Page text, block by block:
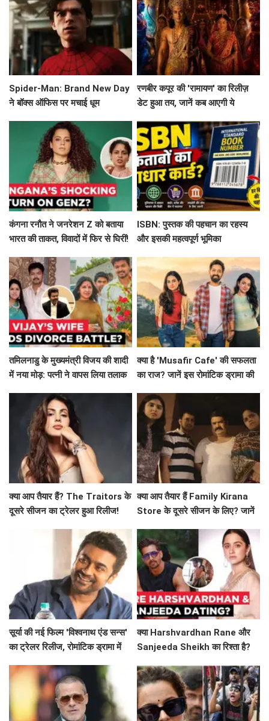
Spider-Man: Brand New Day
ने बॉक्स ऑफिस पर मचाई धूम
रणबीर कपूर की 'रामायण' का रिलीज़
डेट हुआ तय, जानें कब आएगी ये
कंगना रनौत ने जनरेशन Z को बताया
भारत की ताकत, विवादों में फिर से घिरीं!
ISBN: पुस्तक की पहचान का रहस्य
और इसकी महत्वपूर्ण भूमिका
तमिलनाडु के मुख्यमंत्री विजय की शादी
में नया मोड़: पत्नी ने वापस लिया तलाक
क्या है 'Musafir Cafe' की सफलता
का राज? जानें इस रोमांटिक ड्रामा की
क्या आप तैयार हैं? The Traitors के
दूसरे सीजन का ट्रेलर हुआ रिलीज!
क्या आप तैयार हैं Family Kirana
Store के दूसरे सीजन के लिए? जानें
सूर्या की नई फिल्म 'विश्वनाथ एंड सन्स'
का ट्रेलर रिलीज, रोमांटिक ड्रामा में
क्या Harshvardhan Rane और
Sanjeeda Sheikh का रिश्ता है?